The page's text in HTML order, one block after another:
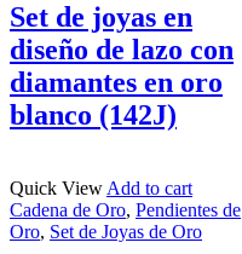
Set de joyas en
diseño de lazo con
diamantes en oro
blanco (142J)
Quick View Add to cart
Cadena de Oro, Pendientes de
Oro, Set de Joyas de Oro